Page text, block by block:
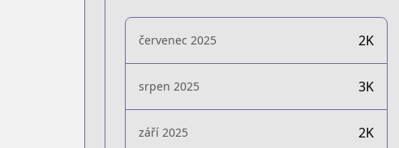
červenec 2025 2K
srpen 2025 3K
září 2025 2K